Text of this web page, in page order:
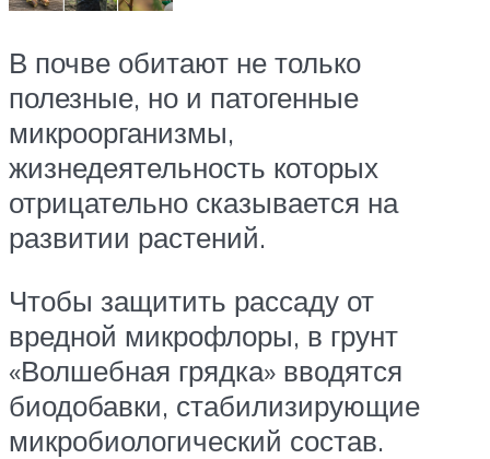
В почве обитают не только
полезные, но и патогенные
микроорганизмы,
жизнедеятельность которых
отрицательно сказывается на
развитии растений.
Чтобы защитить рассаду от
вредной микрофлоры, в грунт
«Волшебная грядка» вводятся
биодобавки, стабилизирующие
микробиологический состав.